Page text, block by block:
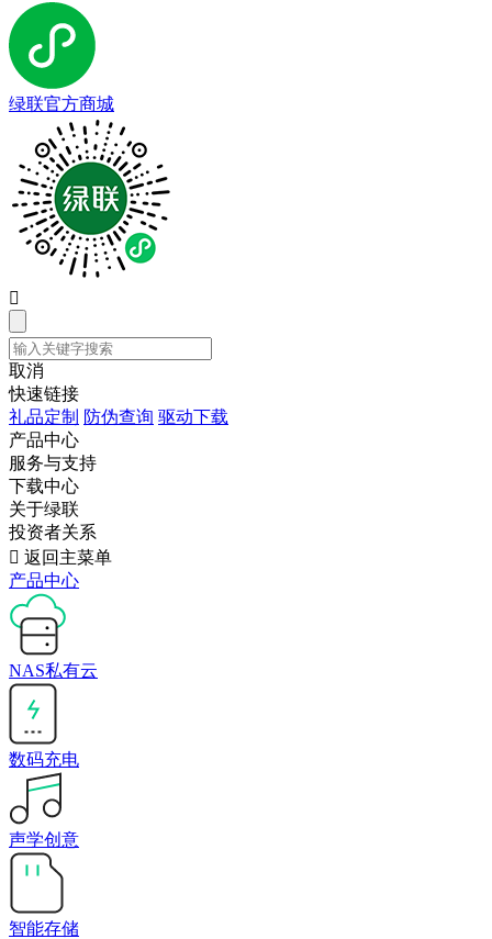
绿联官方商城

取消
快速链接
礼品定制 防伪查询 驱动下载
产品中心
服务与支持
下载中心
关于绿联
投资者关系
 返回主菜单
产品中心
NAS私有云
数码充电
声学创意
智能存储